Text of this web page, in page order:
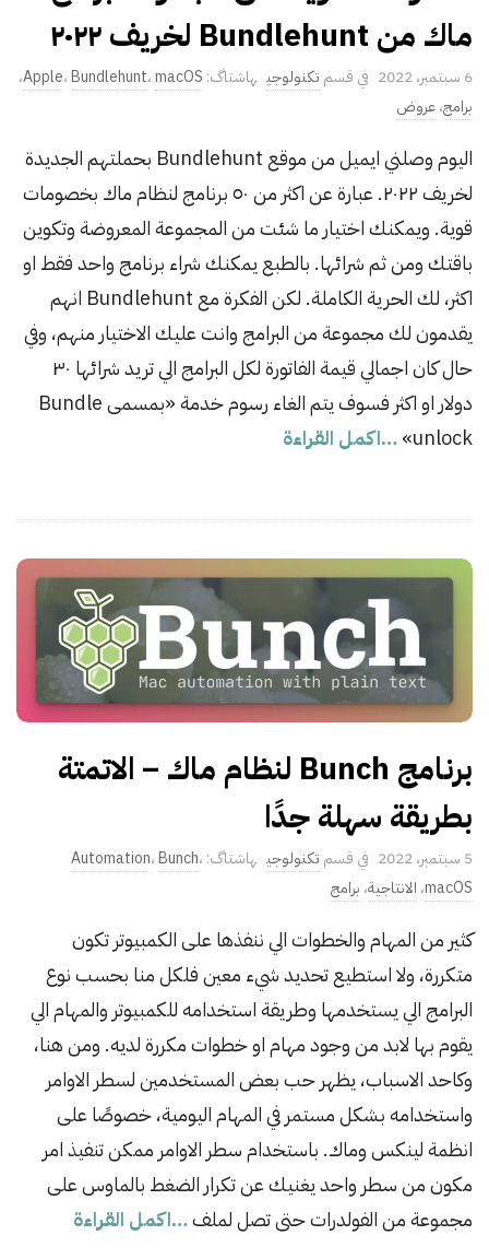
ماك من Bundlehunt لخريف ٢٠٢٢
P
u
l
i
s
D
a
t
e
6 سبتمبر، 2022 تكنولوجي Apple،Bundlehunt،macOS
،
برامج،عروض
اليوم وصلني ايميل من موقع Bundlehunt بحملتهم الجديدة
لخريف ٢٠٢٢. عبارة عن اكثر من ٥٠ برنامج لنظام ماك بخصومات
قوية. ويمكنك اختيار ما شئت من المجموعة المعروضة وتكوين
باقتك ومن ثم شرائها. بالطبع يمكنك شراء برنامج واحد فقط او
اكثر، لك الحرية الكاملة. لكن الفكرة مع Bundlehunt انهم
يقدمون لك مجموعة من البرامج وانت عليك الاختيار منهم، وفي
حال كان اجمالي قيمة الفاتورة لكل البرامج الي تريد شرائها ٣٠
دولار او اكثر فسوف يتم الغاء رسوم خدمة «بمسمى Bundle
unlock» …اكمل القراءة
برنامج Bunch لنظام ماك – الاتمتة
بطريقة سهلة جدًا
P
u
l
i
s
a
t
e
5 سبتمبر، 2022 تكنولوجي Automation،Bunch،
macOS، الانتاجية، برامج
كثير من المهام والخطوات الي ننفذها على الكمبيوتر تكون
متكررة، ولا استطيع تحديد شيء معين فلكل منا بحسب نوع
البرامج الي يستخدمها وطريقة استخدامه للكمبيوتر والمهام الي
يقوم بها لابد من وجود مهام او خطوات مكررة لديه. ومن هنا،
وكاحد الاسباب، يظهر حب بعض المستخدمين لسطر الاوامر
واستخدامه بشكل مستمر في المهام اليومية، خصوصًا على
انظمة لينكس وماك. باستخدام سطر الاوامر ممكن تنفيذ امر
مكون من سطر واحد يغنيك عن تكرار الضغط بالماوس على
مجموعة من الفولدرات حتى تصل لملف…اكمل القراءة